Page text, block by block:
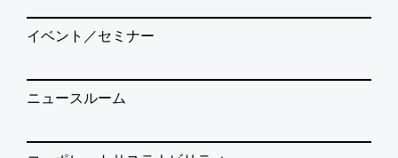
イベント／セミナー
ニュースルーム